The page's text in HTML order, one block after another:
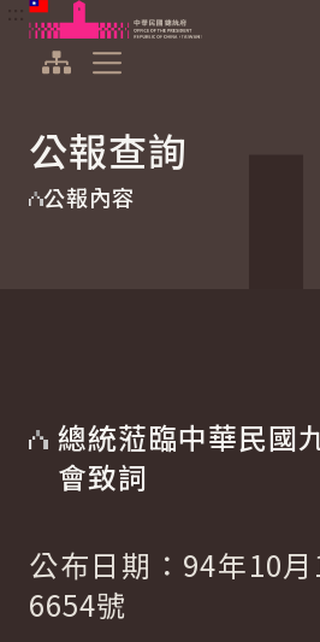
跳到主要內容
中華民國總統府
公報查詢
公報內容
總統蒞臨中華民國
會致詞
公布日期：94年10
6654號